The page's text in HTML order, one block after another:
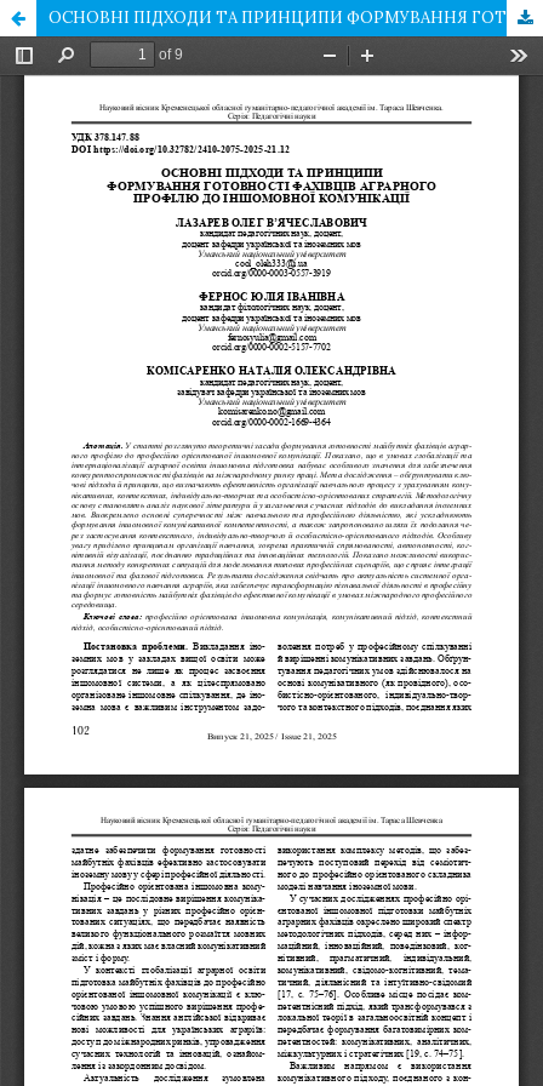
ОСНОВНІ ПІДХОДИ ТА ПРИНЦИПИ ФОРМУВАННЯ ГОТОВНОСТІ ФАХІВЦІВ АГРАРНОГО ПРОФІЛЮ ДО ІНШОМОВНОЇ КОМУНІКАЦІЇ